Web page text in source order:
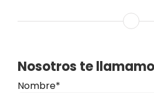
Nosotros te
Nombre*